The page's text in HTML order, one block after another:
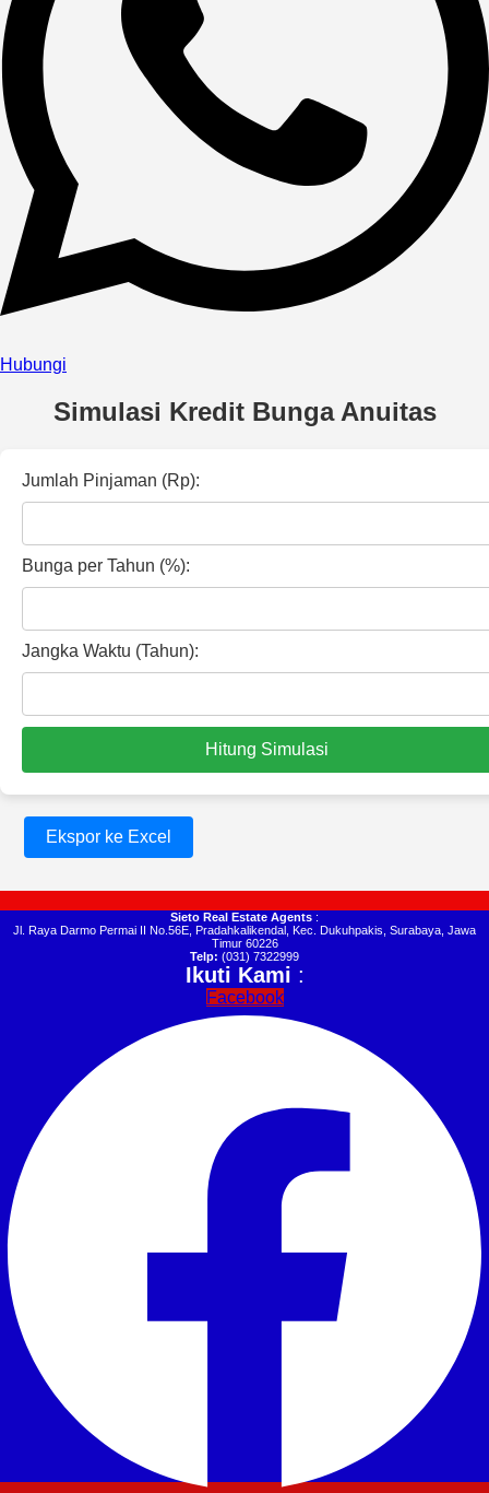
Hubungi
Simulasi Kredit Bunga Anuitas
Jumlah Pinjaman (Rp):
Bunga per Tahun (%):
Jangka Waktu (Tahun):
Hitung Simulasi
Ekspor ke Excel
Sieto Real Estate Agents :
Jl. Raya Darmo Permai II No.56E, Pradahkalikendal, Kec. Dukuhpakis, Surabaya, Jawa
Timur 60226
Telp: (031) 7322999
Ikuti Kami :
Facebook